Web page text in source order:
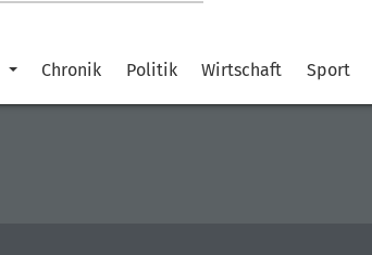
Chronik Politik Wirtschaft Sport